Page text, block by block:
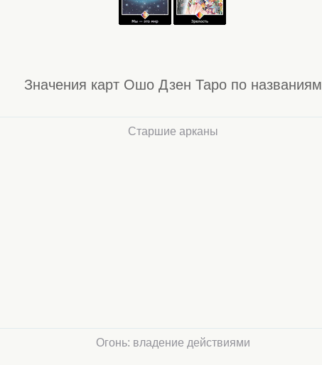
Значения карт Ошо Дзен Таро по названиям
Старшие арканы
Огонь: владение действиями